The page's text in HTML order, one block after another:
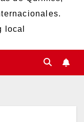
local